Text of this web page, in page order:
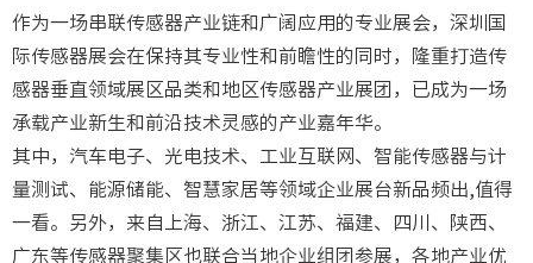
作为一场串联传感器产业链和广阔应用的专业展会，深圳国
际传感器展会在保持其专业性和前瞻性的同时，隆重打造传
感器垂直领域展区品类和地区传感器产业展团，已成为一场
承载产业新生和前沿技术灵感的产业嘉年华。
其中，汽车电子、光电技术、工业互联网、智能传感器与计
量测试、能源储能、智慧家居等领域企业展台新品频出,值得
一看。另外，来自上海、浙江、江苏、福建、四川、陕西、
广东等传感器聚集区也联合当地企业组团参展，各地产业优